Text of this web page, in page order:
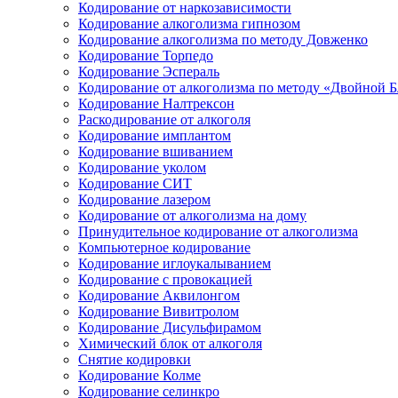
Кодирование от наркозависимости
Кодирование алкоголизма гипнозом
Кодирование алкоголизма по методу Довженко
Кодирование Торпедо
Кодирование Эспераль
Кодирование от алкоголизма по методу «Двойной
Кодирование Налтрексон
Раскодирование от алкоголя
Кодирование имплантом
Кодирование вшиванием
Кодирование уколом
Кодирование СИТ
Кодирование лазером
Кодирование от алкоголизма на дому
Принудительное кодирование от алкоголизма
Компьютерное кодирование
Кодирование иглоукалыванием
Кодирование с провокацией
Кодирование Аквилонгом
Кодирование Вивитролом
Кодирование Дисульфирамом
Химический блок от алкоголя
Снятие кодировки
Кодирование Колме
Кодирование селинкро